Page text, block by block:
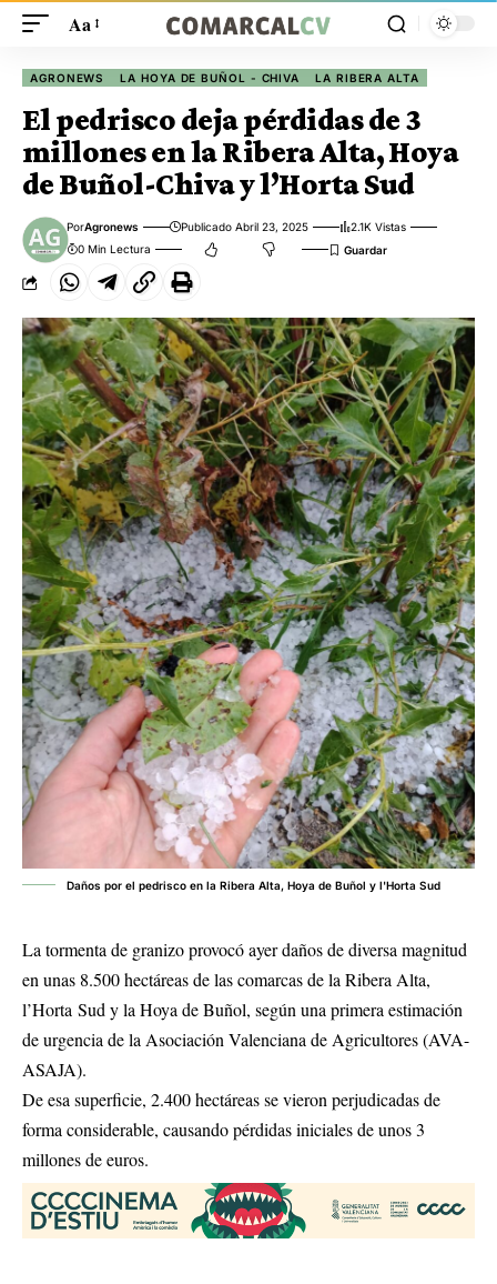
Aa
AGRONEWS LA HOYA DE BUÑOL - CHIVA LA RIBERA ALTA
El pedrisco deja pérdidas de 3
millones en la Ribera Alta, Hoya
de Buñol-Chiva y l’Horta Sud
PorAgronews Publicado Abril 23, 2025
2.1K Vistas
0 Min Lectura
Daños por el pedrisco en la Ribera Alta, Hoya de Buñol y l'Horta Sud
La tormenta de granizo provocó ayer daños de diversa magnitud
en unas 8.500 hectáreas de las comarcas de la Ribera Alta,
l’Horta Sud y la Hoya de Buñol, según una primera estimación
de urgencia de la Asociación Valenciana de Agricultores (AVA-
ASAJA).
De esa superficie, 2.400 hectáreas se vieron perjudicadas de
forma considerable, causando pérdidas iniciales de unos 3
millones de euros.